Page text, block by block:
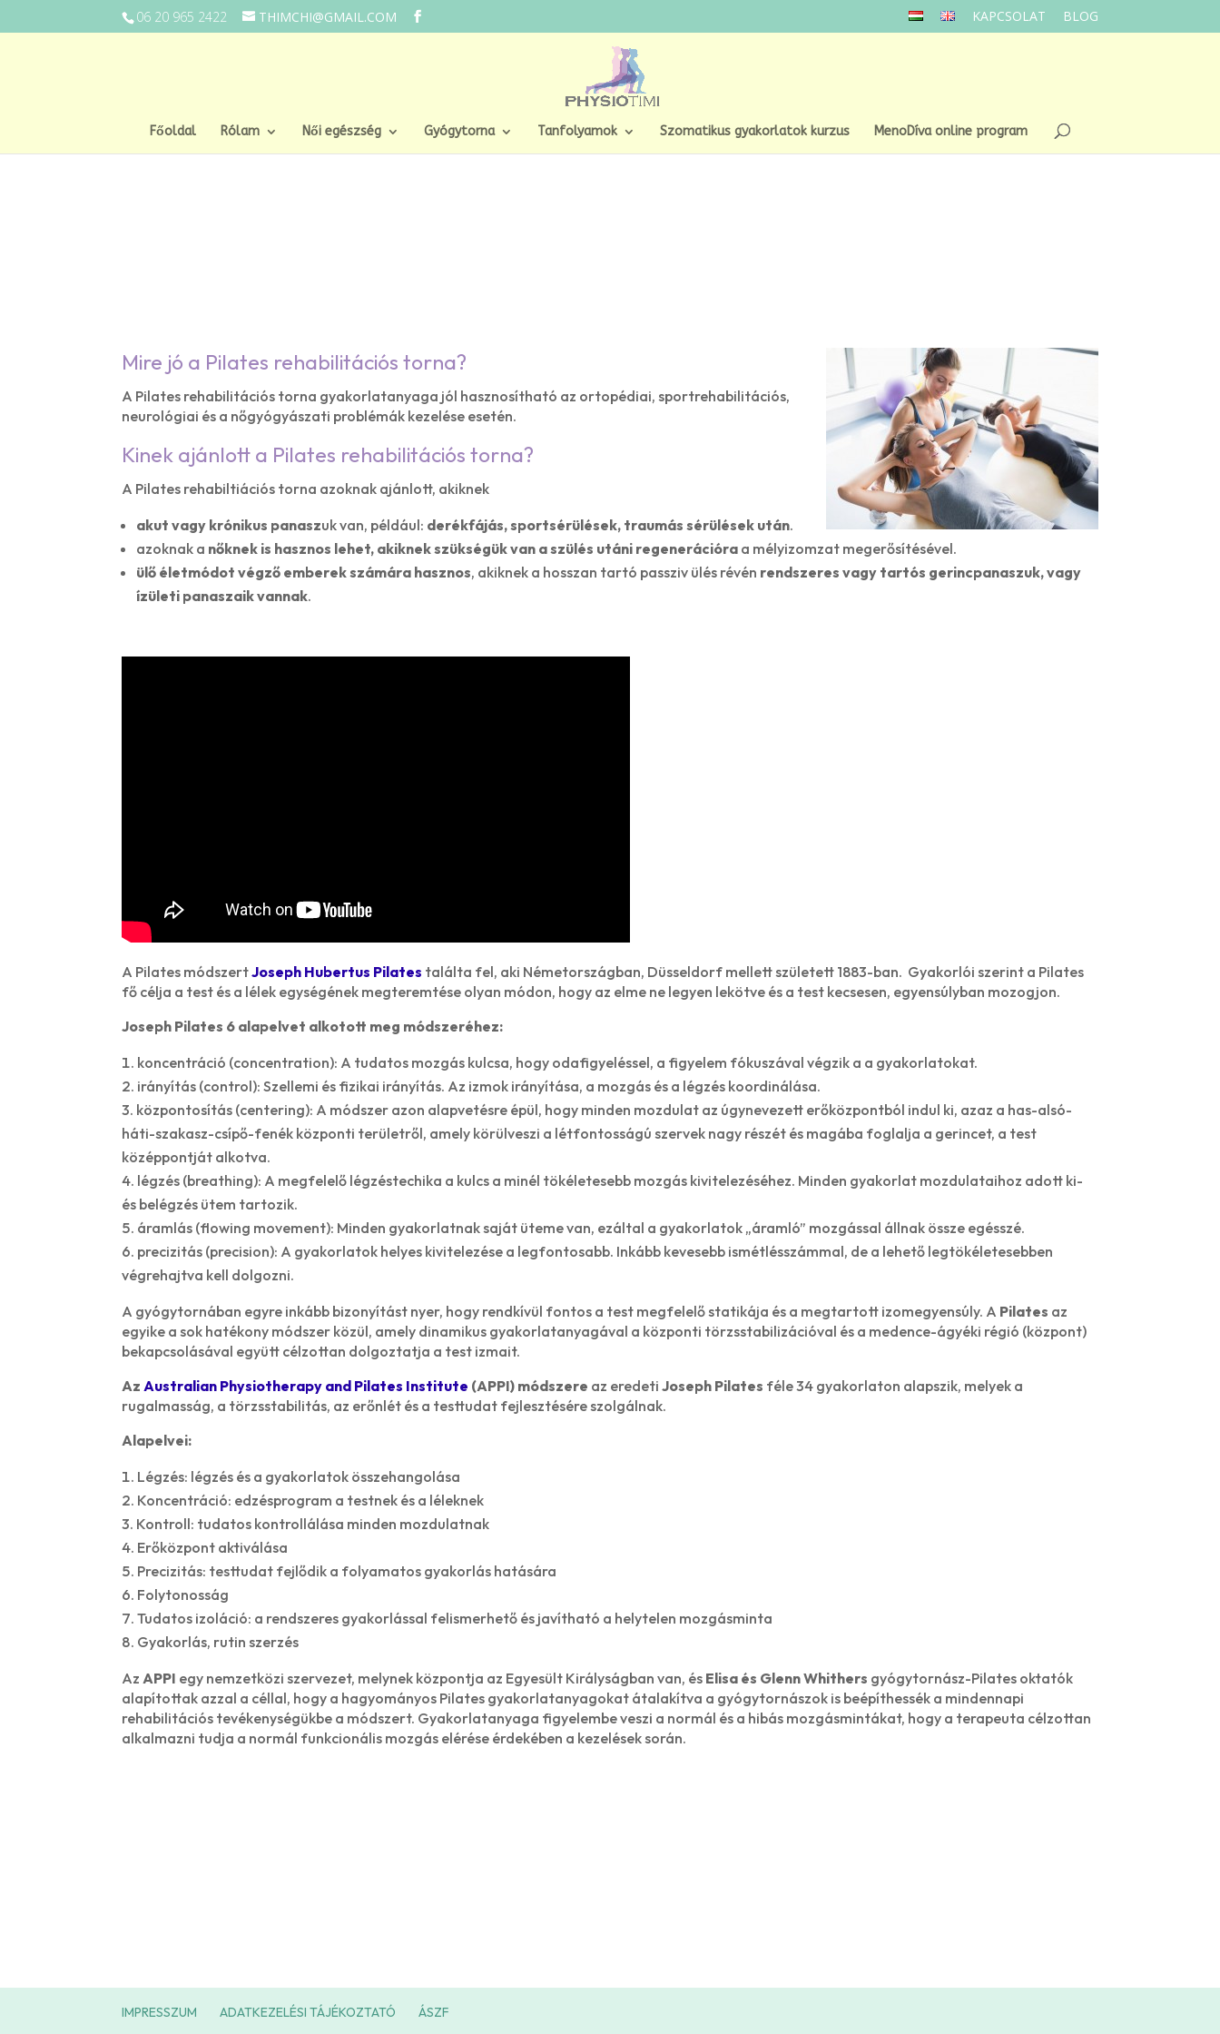
06 20 965 2422 THIMCHI@GMAIL.COM KAPCSOLAT BLOG
Főoldal Rólam Női egészség Gyógytorna Tanfolyamok Szomatikus gyakorlatok kurzus MenoDíva online program
Mire jó a Pilates rehabilitációs torna?
A Pilates rehabilitációs torna gyakorlatanyaga jól hasznosítható az ortopédiai, sportrehabilitációs,
neurológiai és a nőgyógyászati problémák kezelése esetén.
Kinek ajánlott a Pilates rehabilitációs torna?
A Pilates rehabiltiációs torna azoknak ajánlott, akiknek
akut vagy krónikus panaszuk van, például: derékfájás, sportsérülések, traumás sérülések után.
azoknak a nőknek is hasznos lehet, akiknek szükségük van a szülés utáni regenerációra a mélyizomzat megerősítésével.
ülő életmódot végző emberek számára hasznos, akiknek a hosszan tartó passziv ülés révén rendszeres vagy tartós gerincpanaszuk, vagy
ízületi panaszaik vannak.
A Pilates módszertJoseph Hubertus Pilates találta fel, aki Németországban, Düsseldorf mellett született 1883-ban. Gyakorlói szerint a Pilates
fő célja a test és a lélek egységének megteremtése olyan módon, hogy az elme ne legyen lekötve és a test kecsesen, egyensúlyban mozogjon.
Joseph Pilates 6 alapelvet alkotott meg módszeréhez:
koncentráció (concentration): A tudatos mozgás kulcsa, hogy odafigyeléssel, a figyelem fókuszával végzik a a gyakorlatokat.
irányítás (control): Szellemi és fizikai irányítás. Az izmok irányítása, a mozgás és a légzés koordinálása.
központosítás (centering): A módszer azon alapvetésre épül, hogy minden mozdulat az úgynevezett erőközpontból indul ki, azaz a has-alsó-
háti-szakasz-csípő-fenék központi területről, amely körülveszi a létfontosságú szervek nagy részét és magába foglalja a gerincet, a test
középpontját alkotva.
légzés (breathing): A megfelelő légzéstechika a kulcs a minél tökéletesebb mozgás kivitelezéséhez. Minden gyakorlat mozdulataihoz adott ki-
és belégzés ütem tartozik.
áramlás (flowing movement): Minden gyakorlatnak saját üteme van, ezáltal a gyakorlatok „áramló” mozgással állnak össze egésszé.
precizitás (precision): A gyakorlatok helyes kivitelezése a legfontosabb. Inkább kevesebb ismétlésszámmal, de a lehető legtökéletesebben
végrehajtva kell dolgozni.
A gyógytornában egyre inkább bizonyítást nyer, hogy rendkívül fontos a test megfelelő statikája és a megtartott izomegyensúly. A Pilates az
egyike a sok hatékony módszer közül, amely dinamikus gyakorlatanyagával a központi törzsstabilizációval és a medence-ágyéki régió (központ)
bekapcsolásával együtt célzottan dolgoztatja a test izmait.
AzAustralian Physiotherapy and Pilates Institute (APPI) módszere az eredetiJoseph Pilates féle 34 gyakorlaton alapszik, melyek a
rugalmasság, a törzsstabilitás, az erőnlét és a testtudat fejlesztésére szolgálnak.
Alapelvei:
Légzés: légzés és a gyakorlatok összehangolása
Koncentráció: edzésprogram a testnek és a léleknek
Kontroll: tudatos kontrollálása minden mozdulatnak
Erőközpont aktiválása
Precizitás: testtudat fejlődik a folyamatos gyakorlás hatására
Folytonosság
Tudatos izoláció: a rendszeres gyakorlással felismerhető és javítható a helytelen mozgásminta
Gyakorlás, rutin szerzés
AzAPPI egy nemzetközi szervezet, melynek központja az Egyesült Királyságban van, és Elisa és Glenn Whithers gyógytornász-Pilates oktatók
alapítottak azzal a céllal, hogy a hagyományos Pilates gyakorlatanyagokat átalakítva a gyógytornászok is beépíthessék a mindennapi
rehabilitációs tevékenységükbe a módszert. Gyakorlatanyaga figyelembe veszi a normál és a hibás mozgásmintákat, hogy a terapeuta célzottan
alkalmazni tudja a normál funkcionális mozgás elérése érdekében a kezelések során.
IMPRESSZUM ADATKEZELÉSI TÁJÉKOZTATÓ ÁSZF